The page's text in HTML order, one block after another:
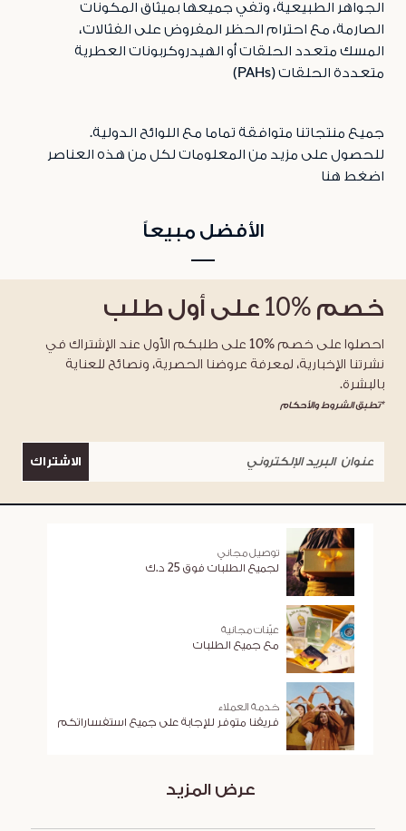
الجواهر الطبيعية، وتفي جميعها بميثاق المكونات
الصارمة، مع احترام الحظر المفروض على الفثالات،
المسك متعدد الحلقات أو الهيدروكربونات العطرية
متعددة الحلقات (PAHs
)
جميع منتجاتنا متوافقة تماما مع اللوائح الدولية.
للحصول على مزيد من المعلومات لكل من هذه العناصر
اضغط هنا
الأفضل مبيعاً
خصم %10 على أول طلب
احصلوا على خصم %10 على طلبكم الأول عند الإشتراك في
نشرتنا الإخبارية، لمعرفة عروضنا الحصرية، ونصائح للعناية
بالبشرة.
*تطبق الشروط والأحكام
الاشتراك
توصيل مجاني
لجميع الطلبات فوق 25 د.ك
عيّنات مجانية
مع جميع الطلبات
خدمة العملاء
فريقنا متوفر للإجابة على جميع استفساراتكم
عرض المزيد